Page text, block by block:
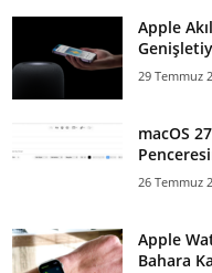
Apple
29 Temmuz
macOS
26 Temmuz
Apple
Bahara